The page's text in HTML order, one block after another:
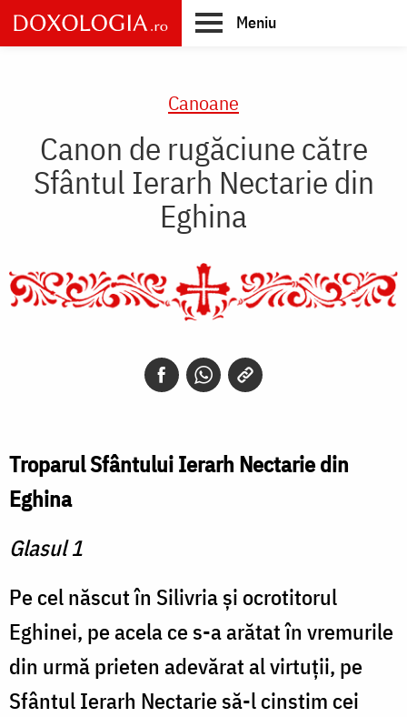
Skip
to
main
Meniu
Canoane
Canon de rugăciune către
Sfântul Ierarh Nectarie din
Eghina
Troparul Sfântului Ierarh Nectarie din
Eghina
Glasul 1
Pe cel născut în Silivria şi ocrotitorul
Eghinei, pe acela ce s-a arătat în vremurile
din urmă prieten adevărat al virtuţii, pe
Sfântul Ierarh Nectarie să-l cinstim cei